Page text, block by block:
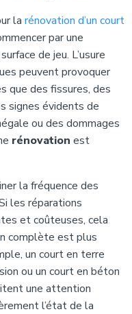
la rénovation d’un court
par une
de jeu. L’usure
peuvent provoquer
que des fissures, des
signes évidents de
ou des dommages
rénovation est
la fréquence des
les réparations
et coûteuses, cela
complète est plus
un court en terre
ou un court en béton
une attention
l’état de la